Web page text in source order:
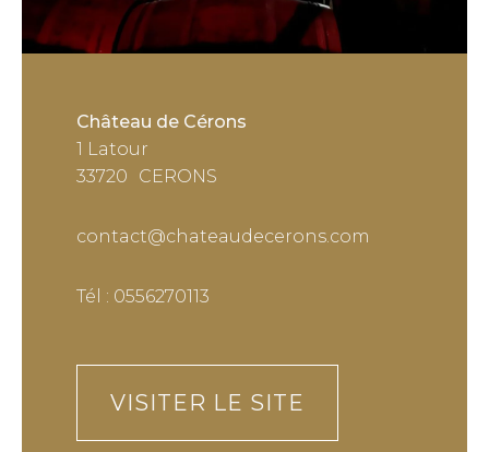
Château de Cérons
1 Latour
33720
CERONS
contact@chateaudecerons.com
Tél : 0556270113
VISITER LE SITE